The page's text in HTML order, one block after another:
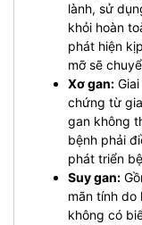
lành, sử
khỏi hoàn
phát hiện
mỡ sẽ
Xơ gan:
chứng từ
gan không
bệnh phải
phát triển
Suy gan:
mãn tính do
không có